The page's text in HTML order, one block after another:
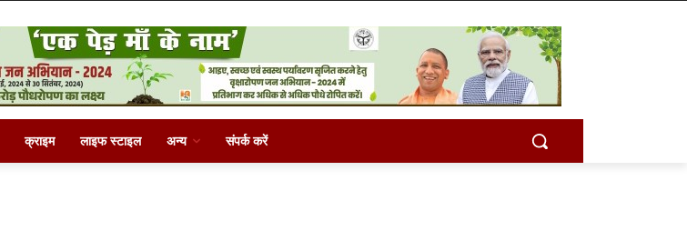
क्राइम लाइफ स्टाइल अन्य संपर्क करें